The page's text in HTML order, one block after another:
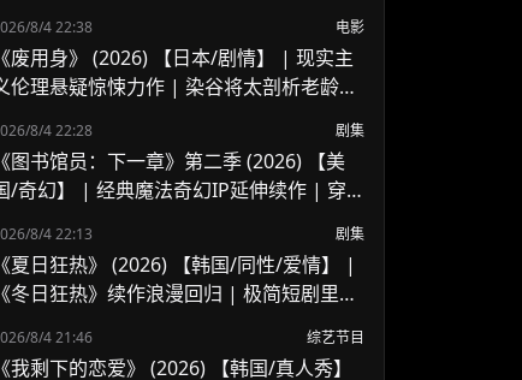
8/4 22:38 电影
《废用身》 (2026) 【日本/剧情】 | 现实主
伦理悬疑惊悚力作 | 染谷将太剖析老龄化
8/4 22:28 剧集
《图书馆员：下一章》第二季 (2026) 【美
/奇幻】 | 经典魔法奇幻IP延伸续作 | 穿
8/4 22:13 剧集
《夏日狂热》 (2026) 【韩国/同性/爱情】 |
《冬日狂热》续作浪漫回归 | 极简短剧里的
8/4 21:46 综艺节目
《我剩下的恋爱》 (2026) 【韩国/真人秀】